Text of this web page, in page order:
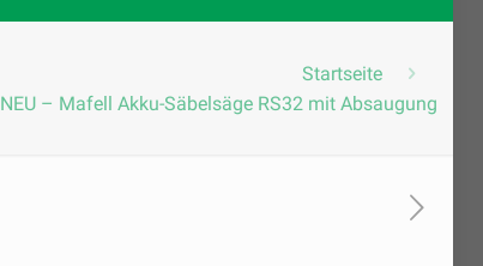
Startseite
NEU – Mafell Akku-Säbelsäge RS32 mit Absaugung